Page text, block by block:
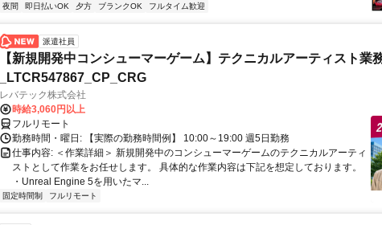
夜間
即日払いOK 夕方 ブランクOK フルタイム歓迎
派遣社員
【新規開発中コンシューマーゲーム】テクニカルアーティスト業
_LTCR547867_CP_CRG
レバテック株式会社
時給3,060円以上
フルリモート
勤務時間・曜日: 【実際の勤務時間例】 10:00～19:00 週5日勤務
仕事内容: ＜作業詳細＞ 新規開発中のコンシューマーゲームのテクニカルアーティ
ストとして作業をお任せします。 具体的な作業内容は下記を想定しております。
・Unreal Engine 5を用いたマ...
固定時間制 フルリモート